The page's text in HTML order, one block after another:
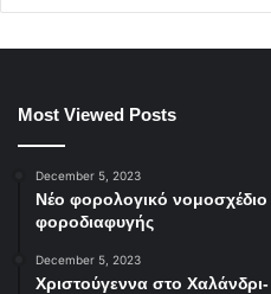
έγγραφο
Most Viewed Posts
December 5, 2023
Νέο φορολογικό νομοσχέδιο
φοροδιαφυγής
December 5, 2023
Χριστούγεννα στο